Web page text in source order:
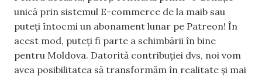
unică prin sistemul E-commerce de la maib sau
puteți întocmi un abonament lunar pe Patreon! În
acest mod, puteți fi parte a schimbării în bine
pentru Moldova. Datorită contribuției dvs, noi vom
avea posibilitatea să transformăm în realitate și mai